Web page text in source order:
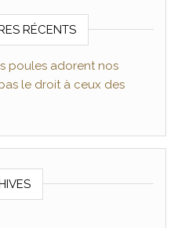
RÉCENTS
poules adorent nos
le droit à ceux des